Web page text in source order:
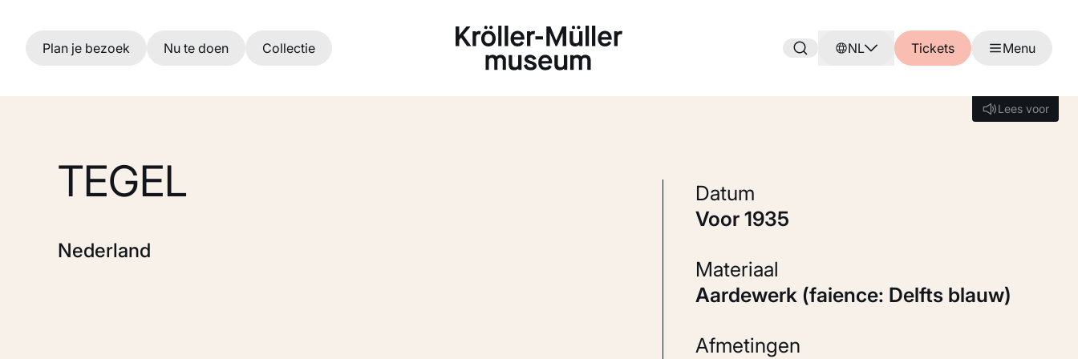
Ga naar hoofdinhoud
Plan je bezoek Nu te doen Collectie NL Tickets Menu
Lees voor
Lees voor
TEGEL
Nederland
Datum
voor 1935
Materiaal
Aardewerk (faience: Delfts blauw)
Afmetingen